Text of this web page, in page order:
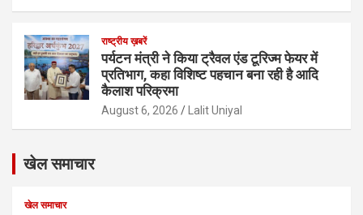
राष्ट्रीय ख़बरें
पर्यटन मंत्री ने किया ट्रैवल एंड टूरिज्म फेयर में
प्रतिभाग, कहा विशिष्ट पहचान बना रही है आदि
कैलाश परिक्रमा
August 6, 2026 Lalit Uniyal
खेल समाचार
खेल समाचार